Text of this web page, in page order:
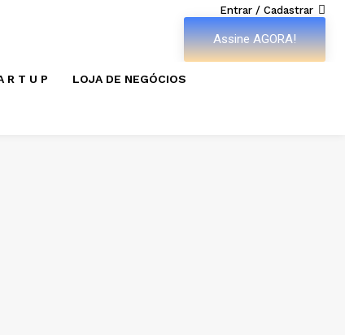
Entrar / Cadastrar
Assine AGORA!
R T U P LOJA DE NEGÓCIOS